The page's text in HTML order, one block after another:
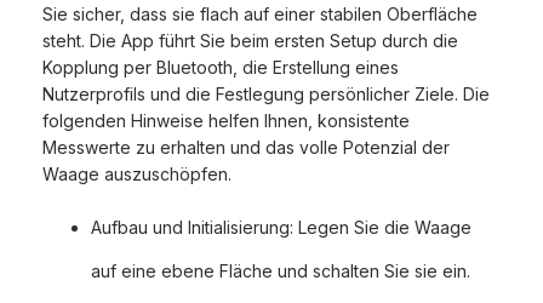
Sie sicher, dass sie flach auf einer stabilen Oberfläche
steht. Die App führt Sie beim ersten Setup durch die
Kopplung per Bluetooth, die Erstellung eines
Nutzerprofils und die Festlegung persönlicher Ziele. Die
folgenden Hinweise helfen Ihnen, konsistente
Messwerte zu erhalten und das volle Potenzial der
Waage auszuschöpfen.
Aufbau und Initialisierung: Legen Sie die Waage
auf eine ebene Fläche und schalten Sie sie ein.